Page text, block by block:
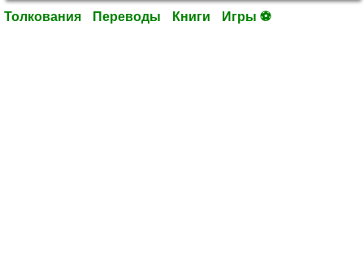
Толкования Переводы Книги Игры ⚽